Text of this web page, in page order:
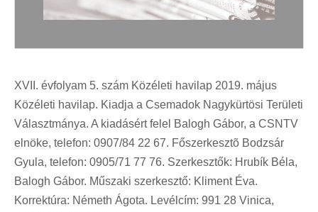
XVII. évfolyam 5. szám Közéleti havilap 2019. május
Közéleti havilap. Kiadja a Csemadok Nagykürtösi Területi
Választmánya. A kiadásért felel Balogh Gábor, a CSNTV
elnöke, telefon: 0907/84 22 67. Főszerkesztõ Bodzsár
Gyula, telefon: 0905/71 77 76. Szerkesztők: Hrubík Béla,
Balogh Gábor. Műszaki szerkesztő: Kliment Éva.
Korrektúra: Németh Ágota. Levélcím: 991 28 Vinica,